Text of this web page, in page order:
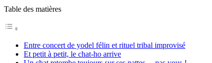
Table des matières
Entre concert de yodel félin et rituel tribal improvisé
Et petit à petit, le chat-ho arrive